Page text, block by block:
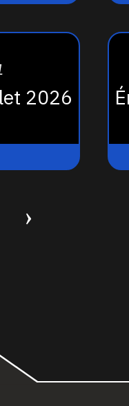
2026